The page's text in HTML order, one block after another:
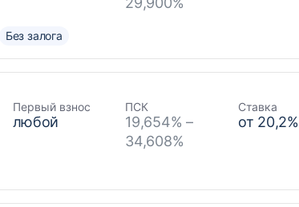
Без залога
Первый взнос
любой
ПСК
19,654% –
34,608%
Ставка
от 20,2%